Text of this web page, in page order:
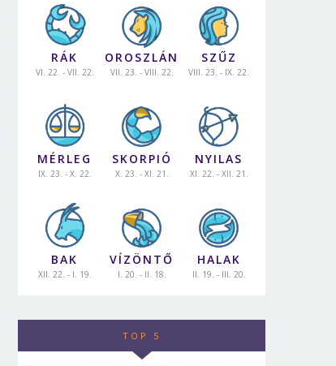
RÁK
VI. 22. - VII. 22.
OROSZLÁN
VII. 23. - VIII. 22.
SZŰZ
VIII. 23. - IX. 22.
MÉRLEG
IX. 23. - X. 22.
SKORPIÓ
X. 23. - XI. 21.
NYILAS
XI. 22. - XII. 21.
BAK
XII. 22. - I. 19.
VÍZÖNTŐ
I. 20. - II. 18.
HALAK
II. 19. - III. 20.
TOP 5